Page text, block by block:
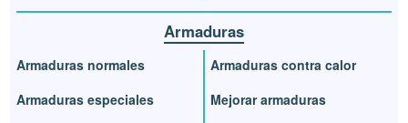
Armaduras
Armaduras normales
Armaduras especiales
Armaduras contra calor
Mejorar armaduras